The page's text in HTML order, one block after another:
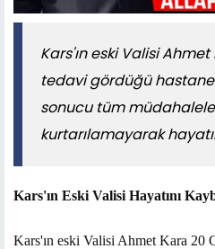
Kars'ın eski Valisi
tedavi gördüğü
sonucu tüm
kurtarılamayarak
Kars'ın Eski Valisi Hayatını
Kars'ın eski Valisi Ahmet Kara 20